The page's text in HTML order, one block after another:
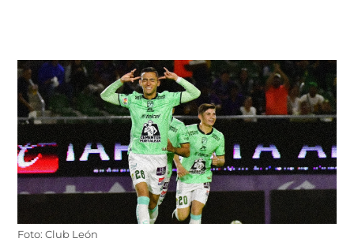
content
Foto: Club León